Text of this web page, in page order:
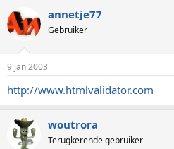
annetje77
Gebruiker
9 jan 2003
http://www.htmlvalidator.com
woutrora
Terugkerende gebruiker